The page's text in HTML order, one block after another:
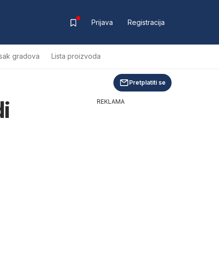
Prijava Registracija
gradova Lista proizvoda
Pretplatiti se
REKLAMA